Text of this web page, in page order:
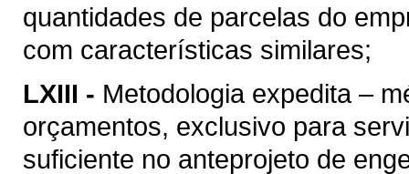
quantidades de parcelas do
com características similares;
LXIII - Metodologia expedita –
orçamentos, exclusivo para
suficiente no anteprojeto de